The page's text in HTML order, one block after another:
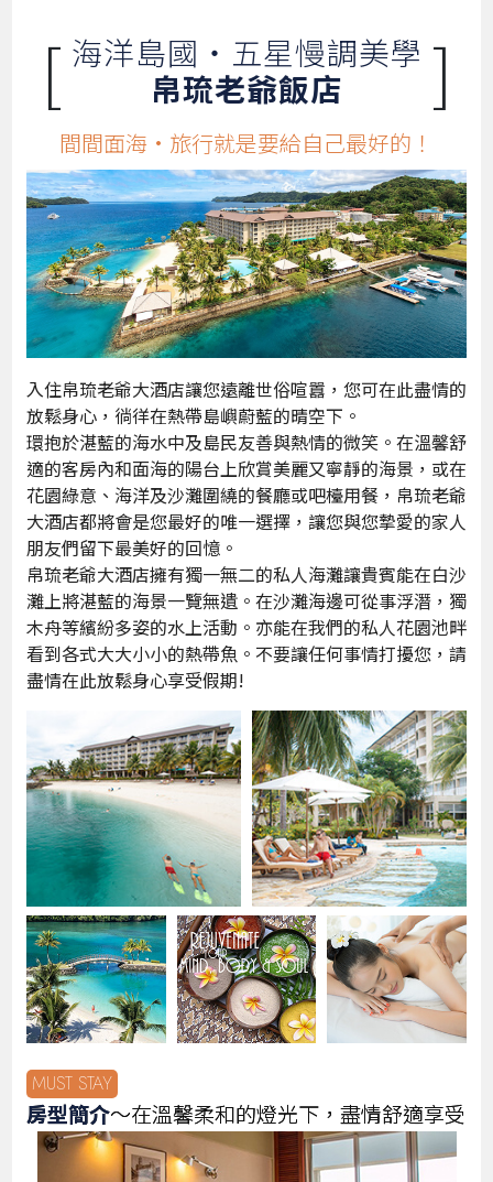
[ 海洋島國‧五星慢調美學
帛琉老爺飯店
]
間間面海·旅行就是要給自己最好的！
入住帛琉老爺大酒店讓您遠離世俗喧囂，您可在此盡情的
放鬆身心，徜徉在熱帶島嶼蔚藍的晴空下。
環抱於湛藍的海水中及島民友善與熱情的微笑。在溫馨舒
適的客房內和面海的陽台上欣賞美麗又寧靜的海景，或在
花園綠意、海洋及沙灘圍繞的餐廳或吧檯用餐，帛琉老爺
大酒店都將會是您最好的唯一選擇，讓您與您摯愛的家人
朋友們留下最美好的回憶。
帛琉老爺大酒店擁有獨一無二的私人海灘讓貴賓能在白沙
灘上將湛藍的海景一覽無遺。在沙灘海邊可從事浮潛，獨
木舟等繽紛多姿的水上活動。亦能在我們的私人花園池畔
看到各式大大小小的熱帶魚。不要讓任何事情打擾您，請
盡情在此放鬆身心享受假期!
MUST STAY
房型簡介～在溫馨柔和的燈光下，盡情舒適享受